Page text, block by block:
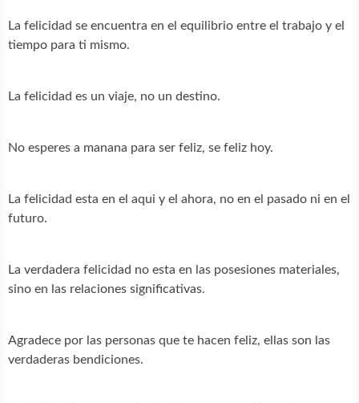
La felicidad se encuentra en el equilibrio entre el trabajo y el
tiempo para ti mismo.
La felicidad es un viaje, no un destino.
No esperes a manana para ser feliz, se feliz hoy.
La felicidad esta en el aqui y el ahora, no en el pasado ni en el
futuro.
La verdadera felicidad no esta en las posesiones materiales,
sino en las relaciones significativas.
Agradece por las personas que te hacen feliz, ellas son las
verdaderas bendiciones.